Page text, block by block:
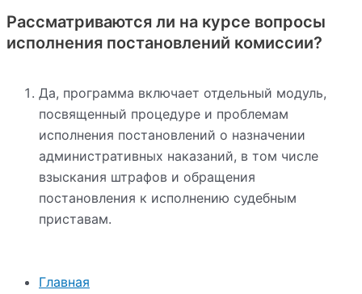
Главная
Рассматриваются ли на курсе вопросы
исполнения постановлений комиссии?
Да, программа включает отдельный модуль,
посвященный процедуре и проблемам
исполнения постановлений о назначении
административных наказаний, в том числе
взыскания штрафов и обращения
постановления к исполнению судебным
приставам.